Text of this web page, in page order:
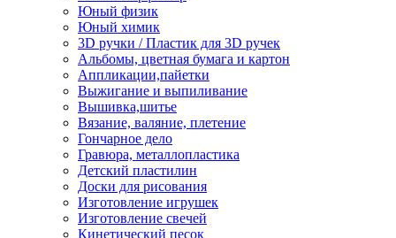
Юный физик
Юный химик
3D ручки / Пластик для 3D ручек
Альбомы, цветная бумага и картон
Аппликации,пайетки
Выжигание и выпиливание
Вышивка,шитье
Вязание, валяние, плетение
Гончарное дело
Гравюра, металлопластика
Детский пластилин
Доски для рисования
Изготовление игрушек
Изготовление свечей
Кинетический песок